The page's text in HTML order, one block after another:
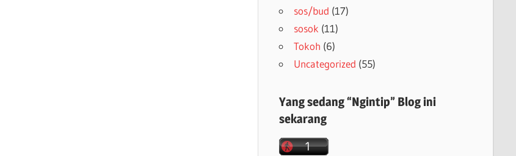
sos/bud (17)
sosok (11)
Tokoh (6)
Uncategorized (55)
Yang sedang “Ngintip” Blog ini
sekarang